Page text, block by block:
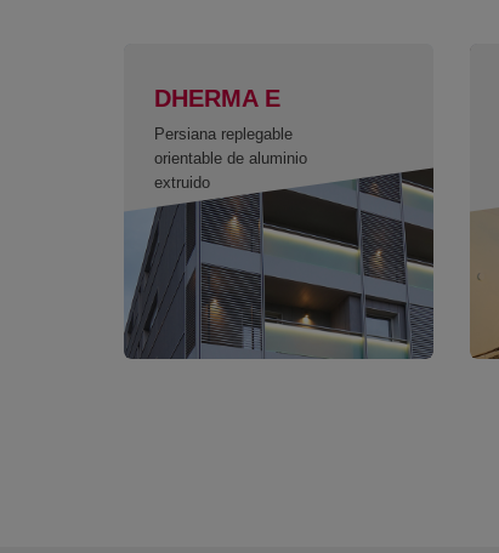
DHERMA E
Persiana replegable
orientable de aluminio
extruido